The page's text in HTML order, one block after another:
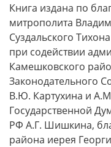
Книга издана по
митрополита
Суздальского
при содействии
Камешковского
Законодательного
В.Ю. Картухина и А.М.
Государственной
РФ А.Г. Шишкина,
района иерея